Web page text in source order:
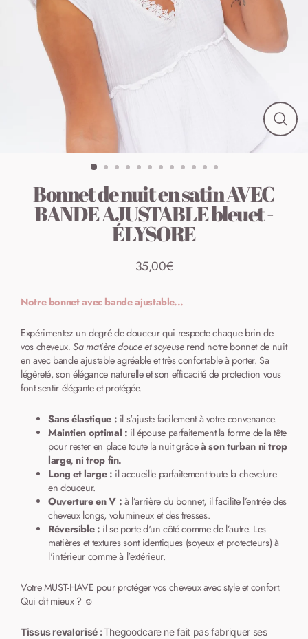
Bonnet de nuit en satin AVEC
BANDE AJUSTABLE bleuet -
ÉLYSORE
Prix
35,00€
Notre bonnet avecbandeajustable...
Expérimentez un degré de douceur qui respectechaquebrin de
voscheveux. Sa matièredouceetsoyeuserend notrebonnet de nuit
en avecbandeajustableagréable et trèsconfortable à porter. Sa
légèreté, son élégance naturelleetson efficacité de protection vous
font sentir élégante et protégée.
Sans élastique : il s'ajuste facilement à votre convenance.
Maintien optimal : il épouse parfaitement la forme de la tête
pour rester en place toute la nuit grâceà son turban ni trop
large, ni trop fin.
Long et large : il accueille parfaitement toute la chevelure
en douceur.
Ouverture en V : à l’arrière du bonnet, il facilite l’entrée des
cheveux longs, volumineux et des tresses.
Réversible : ilse porte d'un côté comme de l’autre. Les
matières et textures sont identiques (soyeux et protecteurs) à
l'intérieur comme à l'extérieur.
Votre MUST-HAVE pour protéger vos cheveux avec style et confort.
Qui dit mieux ? ☺️
Tissusrevalorisé:Thegoodcare ne fait pas fabriquer ses